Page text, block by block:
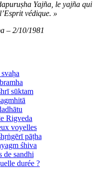
Yajña, le yajña qui
védique. »
– 2/10/1981
sūktam
Rigveda
voyelles
pāṭha
śhiva
de sandhi
durée ?